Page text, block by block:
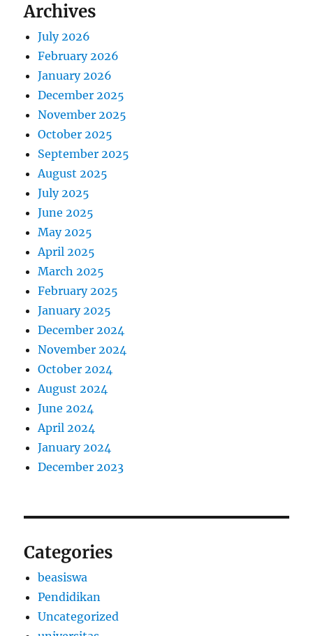
Archives
July 2026
February 2026
January 2026
December 2025
November 2025
October 2025
September 2025
August 2025
July 2025
June 2025
May 2025
April 2025
March 2025
February 2025
January 2025
December 2024
November 2024
October 2024
August 2024
June 2024
April 2024
January 2024
December 2023
Categories
beasiswa
Pendidikan
Uncategorized